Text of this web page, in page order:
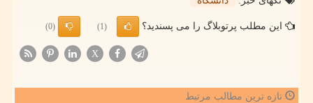
این مطلب پرتوبلاگ را می پسندید؟ (1)
(0)
X
تازه ترین مطالب مرتبط